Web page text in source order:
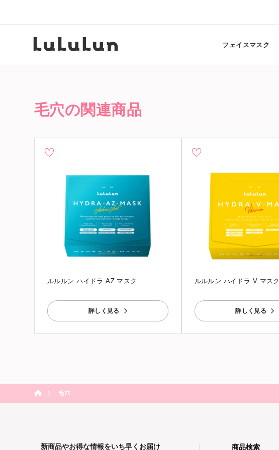
フェイスマスク
毛穴の関連商品
ルルルン ハイドラ AZ マスク
詳しく見る
ルルルン ハイドラ V マスク
詳しく見る
毛穴
新商品やお得な情報をいち早くお届け 商品検索